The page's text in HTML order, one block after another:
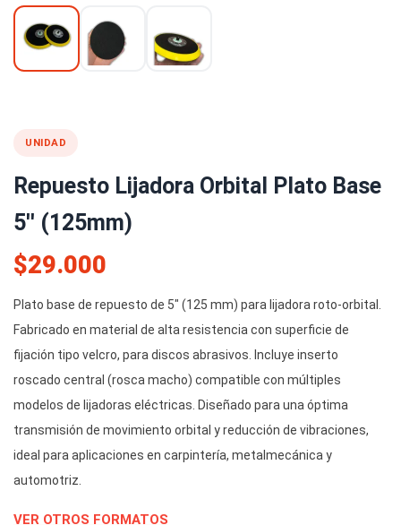
UNIDAD
Repuesto Lijadora Orbital Plato Base
5'' (125mm)
$29.000
Plato base de repuesto de 5" (125 mm) para lijadora roto-orbital.
Fabricado en material de alta resistencia con superficie de
fijación tipo velcro, para discos abrasivos. Incluye inserto
roscado central (rosca macho) compatible con múltiples
modelos de lijadoras eléctricas. Diseñado para una óptima
transmisión de movimiento orbital y reducción de vibraciones,
ideal para aplicaciones en carpintería, metalmecánica y
automotriz.
VER OTROS FORMATOS